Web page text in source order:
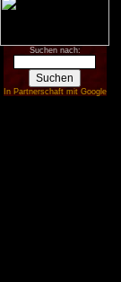
Suchen nach:
In Partnerschaft mit Google